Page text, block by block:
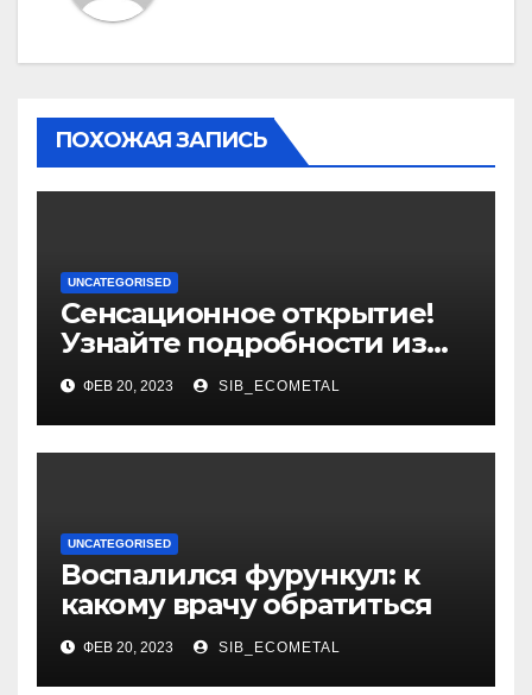
ПОХОЖАЯ ЗАПИСЬ
UNCATEGORISED
Сенсационное открытие!
Узнайте подробности из
биографии и уникальные
достижения выдающегося
политолога Сосновского
Александра
ФЕВ 20, 2023 SIB_ECOMETAL
UNCATEGORISED
Воспалился фурункул: к
какому врачу обратиться
ФЕВ 20, 2023 SIB_ECOMETAL